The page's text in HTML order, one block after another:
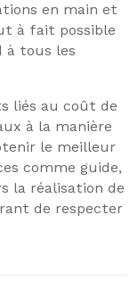
en main et
à fait possible
à tous les
liés au coût de
à la manière
le meilleur
comme guide,
la réalisation de
de respecter